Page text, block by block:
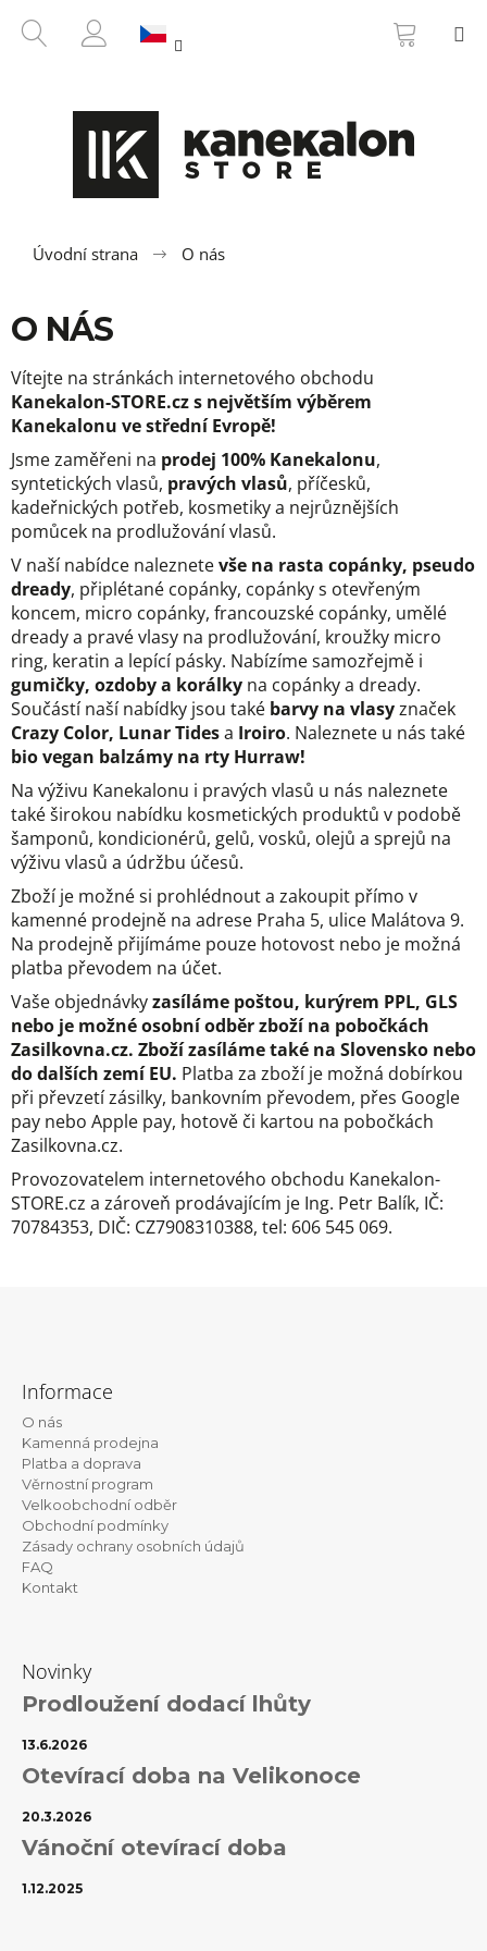
HLEDAT
PŘIHLÁŠENÍ
KOŠÍK
Úvodní strana O nás
O NÁS
Vítejte na stránkách internetového obchodu
Kanekalon-STORE.cz s největším výběrem
Kanekalonu ve střední Evropě!
Jsme zaměřeni na prodej 100% Kanekalonu,
syntetických vlasů, pravých vlasů, příčesků,
kadeřnických potřeb, kosmetiky a nejrůznějších
pomůcek na prodlužování vlasů.
V naší nabídce naleznetevše na rasta copánky, pseudo
dready, připlétané copánky, copánky s otevřeným
koncem, micro copánky, francouzské copánky, umělé
dready a pravé vlasy na prodlužování, kroužky micro
ring, keratin a lepící pásky. Nabízíme samozřejmě i
gumičky, ozdoby a korálky na copánky a dready.
Součástí naší nabídky jsou také barvy na vlasyznaček
Crazy Color, Lunar Tidesa Iroiro. Naleznete u nás také
bio vegan balzámy na rty Hurraw!
Na výživu Kanekalonu i pravých vlasů u nás naleznete
také širokou nabídku kosmetických produktů v podobě
šamponů, kondicionérů, gelů, vosků, olejů a sprejů na
výživu vlasů a údržbu účesů.
Zboží je možné si prohlédnout a zakoupit přímo v
kamenné prodejně na adrese Praha 5, ulice Malátova 9.
Na prodejně přijímáme pouze hotovost nebo je možná
platba převodem na účet.
Vaše objednávkyzasíláme poštou, kurýrem PPL, GLS
nebo je možné osobní odběr zboží na pobočkách
Zasilkovna.cz. Zboží zasíláme také na Slovensko nebo
do dalších zemí EU. Platba za zboží je možná dobírkou
při převzetí zásilky, bankovním převodem, přes Google
pay nebo Apple pay, hotově či kartou na pobočkách
Zasilkovna.cz.
Provozovatelem internetového obchodu Kanekalon-
STORE.cz a zároveň prodávajícím je Ing. Petr Balík, IČ:
70784353, DIČ: CZ7908310388, tel: 606 545 069.
ZPĚT
ZPĚT
b
u
j
e
t
e
n
a
j
t
?
HLEDAT
D
o
p
o
r
u
č
u
j
e
m
e
100%
EZ
KANEKALON
105
Kč
Původně:
Informace
O nás
Kamenná prodejna
Platba a doprava
Věrnostní program
Velkoobchodní odběr
Obchodní podmínky
Zásady ochrany osobních údajů
FAQ
Kontakt
Novinky
Prodloužení dodací lhůty
13.6.2026
Otevírací doba na Velikonoce
20.3.2026
Vánoční otevírací doba
1.12.2025